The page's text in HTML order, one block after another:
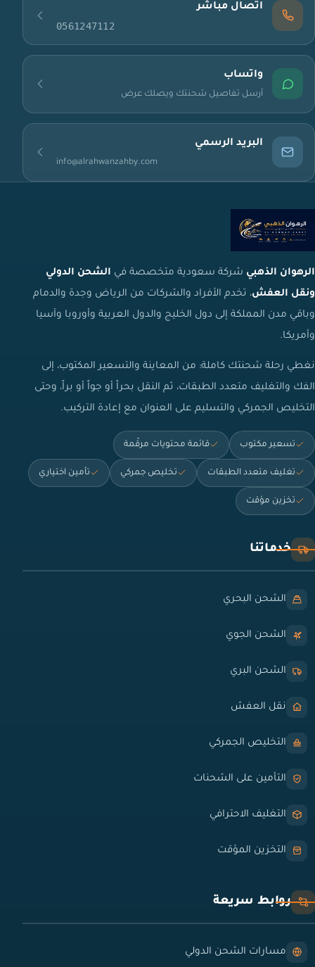
اتصال مباشر
0561247112
واتساب
أرسل تفاصيل شحنتك ويصلك عرض
البريد الرسمي
info@alrahwanzahby.com
الرهوان الذهبي شركة سعودية متخصصة في الشحن الدولي
ونقل العفش، تخدم الأفراد والشركات من الرياض وجدة والدمام
وباقي مدن المملكة إلى دول الخليج والدول العربية وأوروبا وآسيا
وأمريكا.
نغطي رحلة شحنتك كاملة: من المعاينة والتسعير المكتوب، إلى
الفك والتغليف متعدد الطبقات، ثم النقل بحراً أو جواً أو براً، وحتى
التخليص الجمركي والتسليم على العنوان مع إعادة التركيب.
تسعير مكتوب قائمة محتويات مرقّمة
تغليف متعدد الطبقات تخليص جمركي تأمين اختياري
تخزين مؤقت
خدماتنا
الشحن البحري
الشحن الجوي
الشحن البري
نقل العفش
التخليص الجمركي
التأمين على الشحنات
التغليف الاحترافي
التخزين المؤقت
روابط سريعة
مسارات الشحن الدولي